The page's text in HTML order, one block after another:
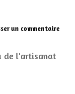
un commentairesur